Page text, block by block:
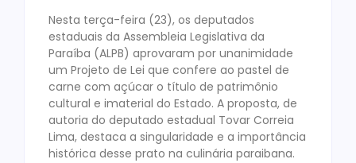
Nesta terça-feira (23), os deputados
estaduais da Assembleia Legislativa da
Paraíba (ALPB) aprovaram por unanimidade
um Projeto de Lei que confere ao pastel de
carne com açúcar o título de patrimônio
cultural e imaterial do Estado. A proposta, de
autoria do deputado estadual Tovar Correia
Lima, destaca a singularidade e a importância
histórica desse prato na culinária paraibana.